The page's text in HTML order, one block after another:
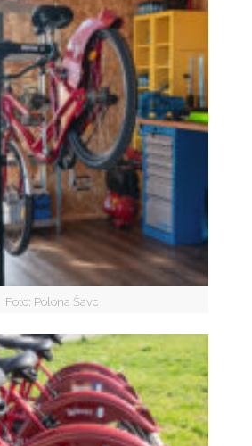
Foto: Polona Šavc